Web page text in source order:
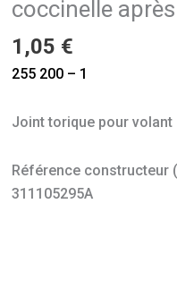
coccinelle
1,05 €
255 200 – 1
Joint torique pour
Référence constructeur
311105295A
coccinelle
après
08/1965